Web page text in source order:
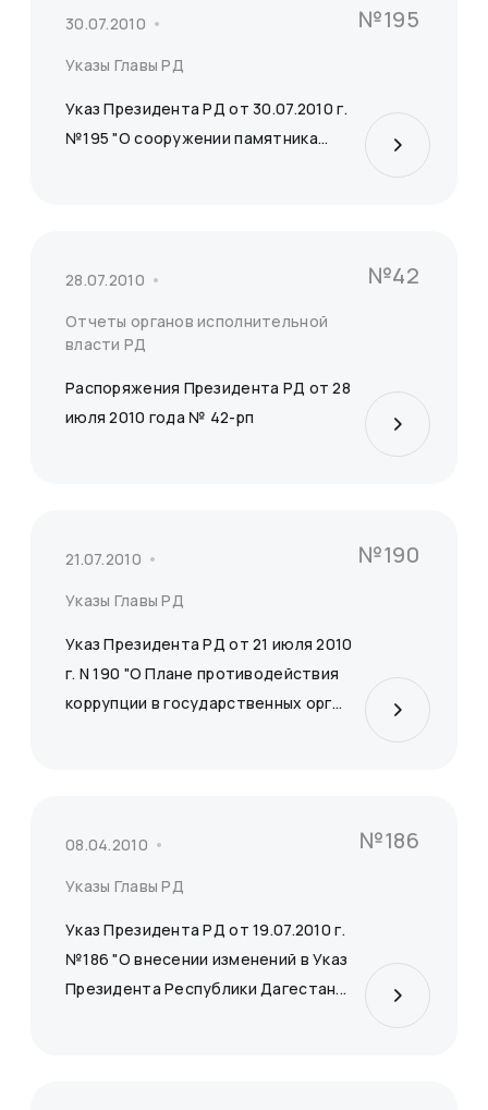
30.07.2010
Указы Главы РД
№195
Указ Президента РД от 30.07.2010 г.
№195 "О сооружении памятника...
28.07.2010
Отчеты органов исполнительной
власти РД
№42
Распоряжения Президента РД от 28
июля 2010 года № 42-рп
21.07.2010
Указы Главы РД
№190
Указ Президента РД от 21 июля 2010
г. N 190 "О Плане противодействия
коррупции в государственных орг...
08.04.2010
Указы Главы РД
№186
Указ Президента РД от 19.07.2010 г.
№186 "О внесении изменений в Указ
Президента Республики Дагестан...